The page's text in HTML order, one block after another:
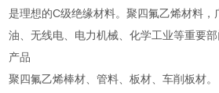
是理想的C级绝缘材料。聚四氟乙烯材料，
油、无线电、电力机械、化学工业等重要部
产品
聚四氟乙烯棒材、管料、板材、车削板材。